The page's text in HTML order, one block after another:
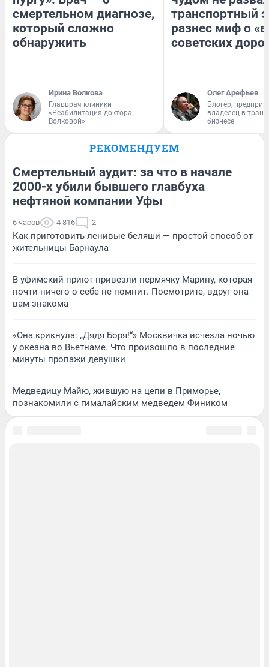
смертельном диагнозе,
который сложно
обнаружить
Ирина Волкова
Главврач клиники
«Реабилитация доктора
Волковой»
транспортный
разнес миф о
советских
Олег Арефьев
Блогер,
владелец в
бизнесе
РЕКОМЕНДУЕМ
Смертельный аудит: за что в начале
2000-х убили бывшего главбуха
нефтяной компании Уфы
6 часов 4 816 2
Как приготовить ленивые беляши — простой способ от
жительницы Барнаула
В уфимский приют привезли пермячку Марину, которая
почти ничего о себе не помнит. Посмотрите, вдруг она
вам знакома
«Она крикнула: „Дядя Боря!“» Москвичка исчезла ночью
у океана во Вьетнаме. Что произошло в последние
минуты пропажи девушки
Медведицу Майю, жившую на цепи в Приморье,
познакомили с гималайским медведем Фиником